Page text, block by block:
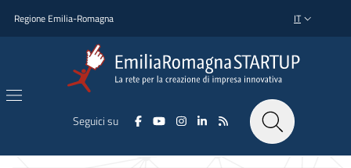
Regione Emilia-Romagna SELETTORE
IT
Seguici su